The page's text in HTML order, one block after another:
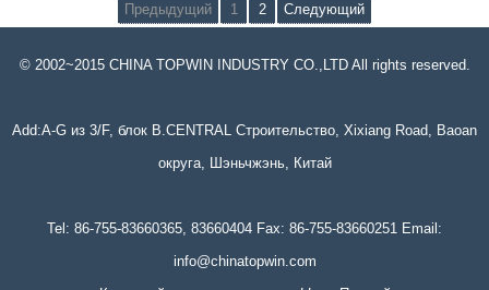
Предыдущий 1 2 Следующий
© 2002~2015 CHINA TOPWIN INDUSTRY CO.,LTD All rights reserved.
Add:A-G из 3/F, блок B.CENTRAL Строительство, Xixiang Road, Baoan
округа, Шэньчжэнь, Китай
Tel: 86-755-83660365, 83660404 Fax: 86-755-83660251 Email:
info@chinatopwin.com